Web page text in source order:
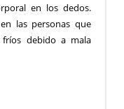
en los dedos.
las personas que
debido a mala